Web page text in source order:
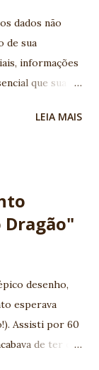
dados não
de sua
informações
que sua
por serviços
integração com
surgem
Components.
JSF era a
era
de vida de
LEIA MAIS
Dragão"
desenho,
esperava
Assisti por 60
de ter o